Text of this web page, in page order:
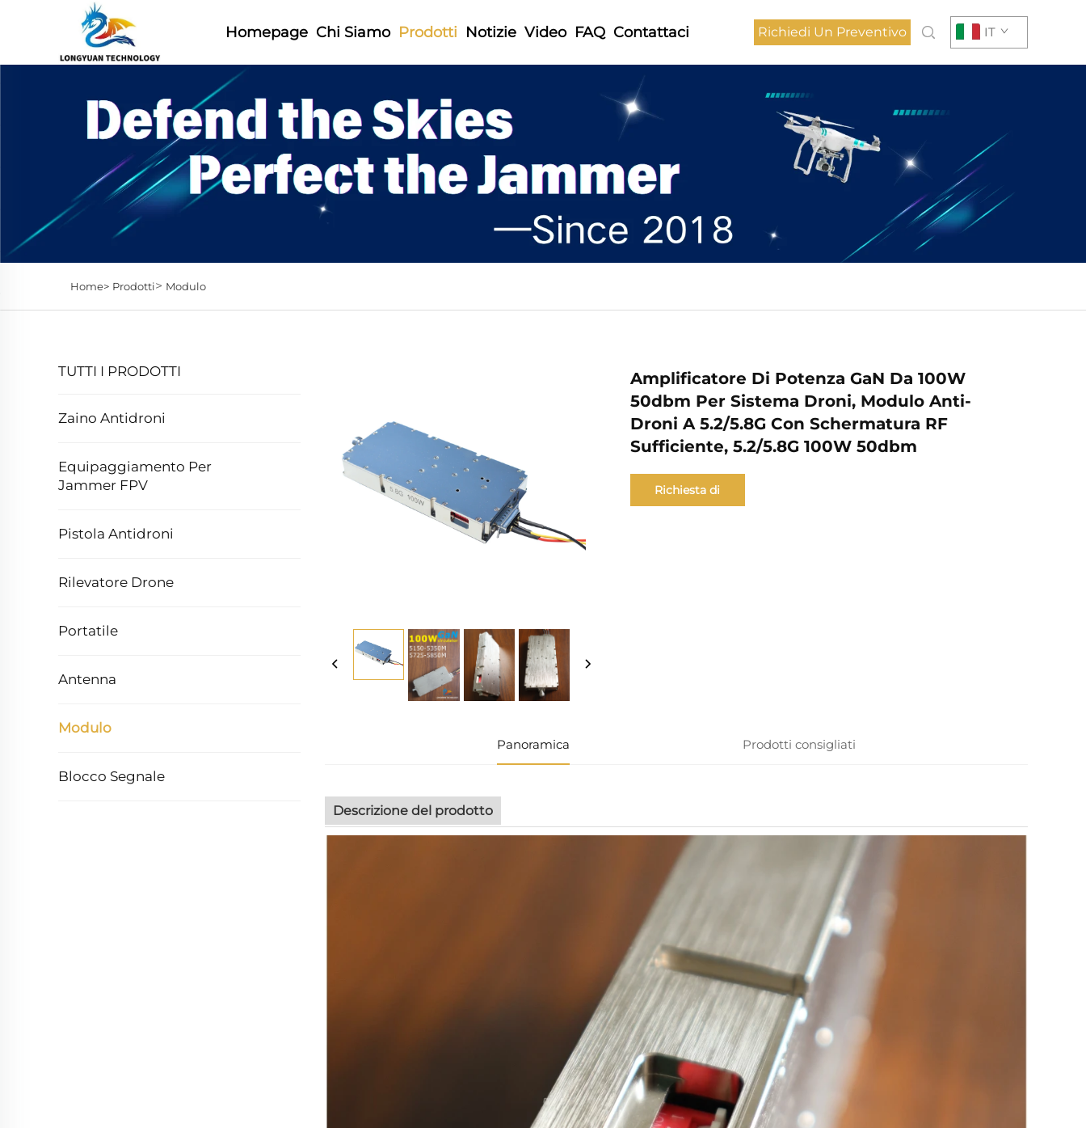
Homepage Chi Siamo Prodotti Notizie Video FAQ Contattaci Richiedi Un Preventivo IT
Home> Prodotti> Modulo
TUTTI I PRODOTTI
Zaino Antidroni
Equipaggiamento Per
Jammer FPV
Pistola Antidroni
Rilevatore Drone
Portatile
Antenna
Modulo
Blocco Segnale
Amplificatore Di Potenza GaN Da 100W
50dbm Per Sistema Droni, Modulo Anti-
Droni A 5.2/5.8G Con Schermatura RF
Sufficiente, 5.2/5.8G 100W 50dbm
Richiesta di
Panoramica Prodotti consigliati
Descrizione del prodotto